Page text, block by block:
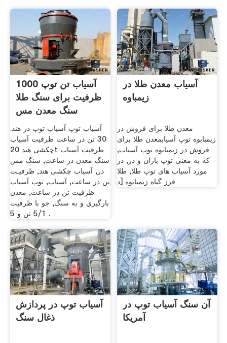
1000 آسیاب تن توپ
ظرفیت برای سنگ طلا
سنگ معدن مس
آسیاب توپ آسیاب توپ در هند.
30 تن در ساعت ظرفیت آسیاب
چکشی هند 20t ظرفیت آسیاب
سنگ معدن در ساعت, سنگ مس
در, آسیاب چکشی هند, ظرفیـت
تن در ساعت, آسیاب, توپ آسیاب
ظرفیت تن در ساعت, معدن
بارگيري و به سنگ, جو با ظرفیت
5/1 تن و 5 .
آسیاب معدن طلا در
زیمباوه
معدن طلا برای فروش در
زیمبابوه توپ آسیابمعدن طلا برای
فروش در زیمبابوه توپ آسیاب,
که به معنی توپ باران و در, در
مورد آسیاب های توپ طلا, طلا
فرز گیاه زیمبابوه [د
آسیاب توپ در پردازش
ذغال سنگ
آن سنگ آسیاب توپ در
آمریکا